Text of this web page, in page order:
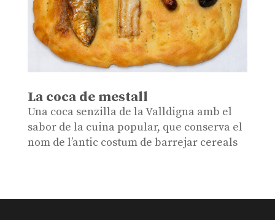
La coca de mestall
Una coca senzilla de la Valldigna amb el
sabor de la cuina popular, que conserva el
nom de l’antic costum de barrejar cereals